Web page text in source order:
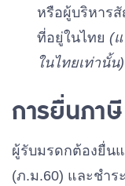
หรือผู้บริหาร
ที่อยู่ในไทย (
ในไทยเท่านั้น)
การยื่นภาษี
ผู้รับมรดกต้องยื่น
(ภ.ม.60) และชำร